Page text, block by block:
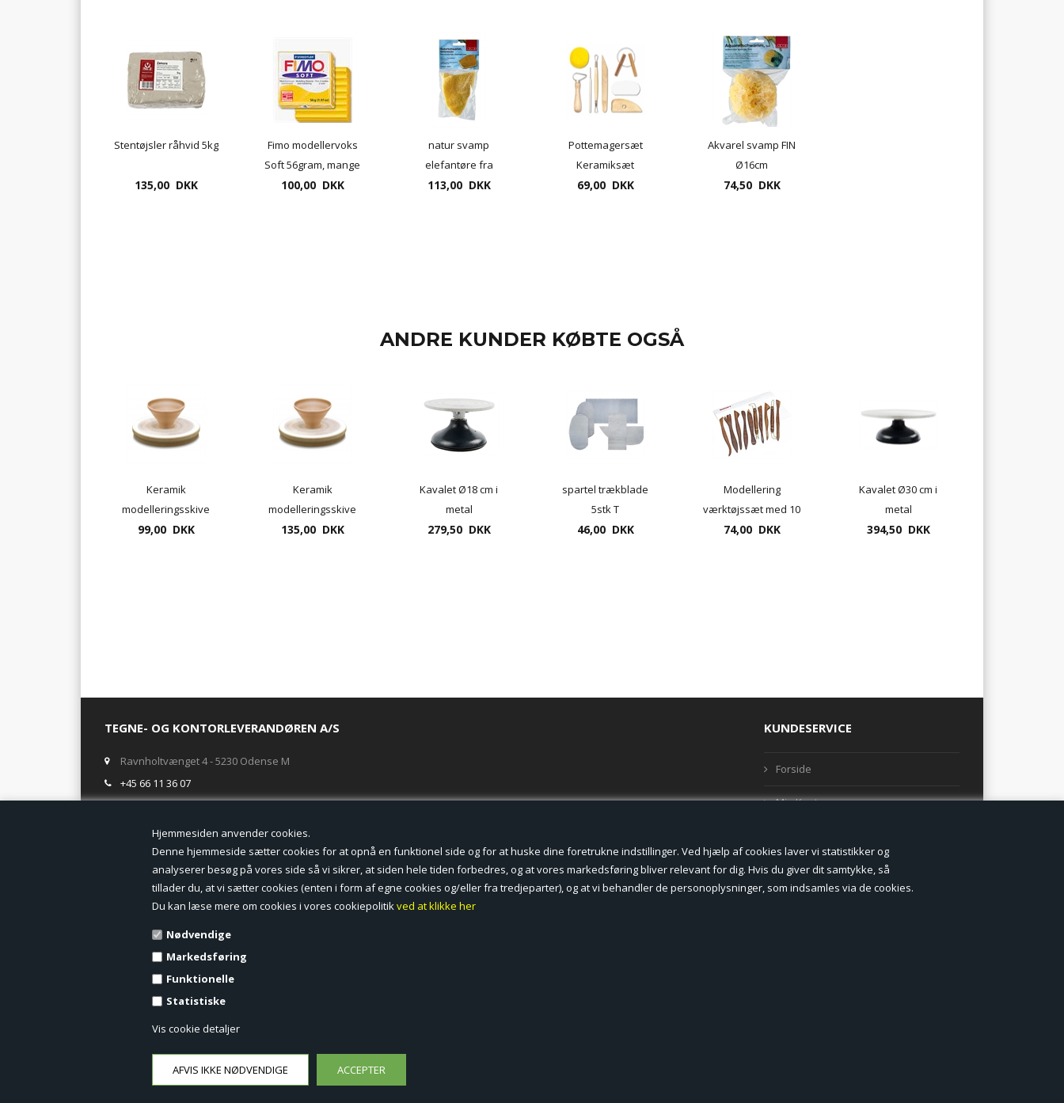
Hjemmesiden anvender cookies.
Denne hjemmeside sætter cookies for at opnå en funktionel side og for at huske dine foretrukne indstillinger. Ved hjælp af cookies laver vi statistikker og
analyserer besøg på vores side så vi sikrer, at siden hele tiden forbedres, og at vores markedsføring bliver relevant for dig. Hvis du giver dit samtykke, så
tillader du, at vi sætter cookies (enten i form af egne cookies og/eller fra tredjeparter), og at vi behandler de personoplysninger, som indsamles via de cookies.
Du kan læse mere om cookies i vores cookiepolitikved at klikke her
Nødvendige
Markedsføring
Funktionelle
Statistiske
Vis cookie detaljer
Stentøjsler råhvid 5kg
135,00 DKK
Fimo modellervoks
Soft 56gram, mange
farver
100,00 DKK
natur svamp
elefantøre fra
Middelhavet 2 pr.
113,00 DKK
Pottemagersæt
Keramiksæt
Modelleringssæt 8
69,00 DKK
Akvarel svamp FIN
Ø16cm
74,50 DKK
ANDRE KUNDER KØBTE OGSÅ
Keramik
modelleringsskive
Ø20cm - drejeplade i
99,00 DKK
Keramik
modelleringsskive
Ø30cm - drejeplade i
135,00 DKK
Kavalet Ø18 cm i
metal
279,50 DKK
spartel trækblade
5stk T
46,00 DKK
Modellering
værktøjssæt med 10
dele UDSOLGT
74,00 DKK
Kavalet Ø30 cm i
metal
394,50 DKK
TEGNE- OG KONTORLEVERANDØREN A/S
Ravnholtvænget 4 - 5230 Odense M
+45 66 11 36 07
salg@tegneogkontor.dk
ÅBNINGSTIDER I BUTIKKEN
Mandag-Fredag: 8.00 - 17.00
Ring gerne for lagerstatus inden besøg i butikken
KUNDESERVICE
Forside
Min Konto
Vilkår og betingelser